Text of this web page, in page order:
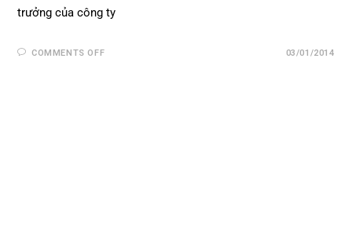
trưởng của công ty
COMMENTS OFF 03/01/2014